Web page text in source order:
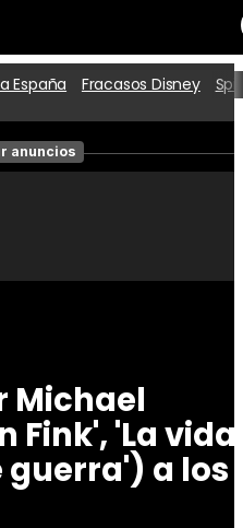
Películas
España Fracasos Disney
anuncios
Michael
Fink', 'La vida
guerra') a los